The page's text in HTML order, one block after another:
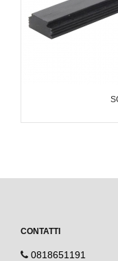
CONTATTI
0818651191